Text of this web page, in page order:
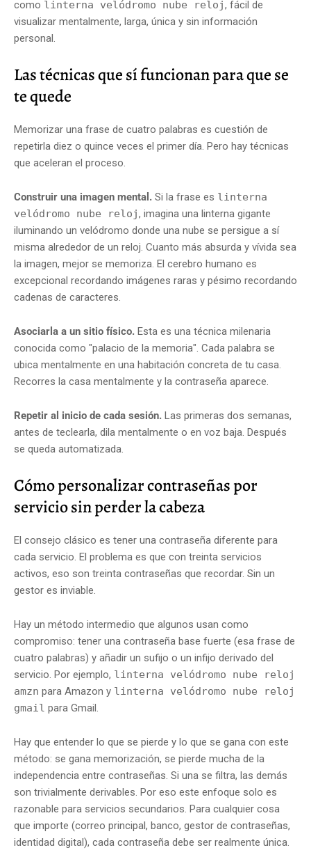
como linterna velódromo nube reloj, fácil de
visualizar mentalmente, larga, única y sin información
personal.
Las técnicas que sí funcionan para que se
te quede
Memorizar una frase de cuatro palabras es cuestión de
repetirla diez o quince veces el primer día. Pero hay técnicas
que aceleran el proceso.
Construir una imagen mental. Si la frase es linterna
velódromo nube reloj, imagina una linterna gigante
iluminando un velódromo donde una nube se persigue a sí
misma alrededor de un reloj. Cuanto más absurda y vívida sea
la imagen, mejor se memoriza. El cerebro humano es
excepcional recordando imágenes raras y pésimo recordando
cadenas de caracteres.
Asociarla a un sitio físico. Esta es una técnica milenaria
conocida como "palacio de la memoria". Cada palabra se
ubica mentalmente en una habitación concreta de tu casa.
Recorres la casa mentalmente y la contraseña aparece.
Repetir al inicio de cada sesión. Las primeras dos semanas,
antes de teclearla, dila mentalmente o en voz baja. Después
se queda automatizada.
Cómo personalizar contraseñas por
servicio sin perder la cabeza
El consejo clásico es tener una contraseña diferente para
cada servicio. El problema es que con treinta servicios
activos, eso son treinta contraseñas que recordar. Sin un
gestor es inviable.
Hay un método intermedio que algunos usan como
compromiso: tener una contraseña base fuerte (esa frase de
cuatro palabras) y añadir un sufijo o un infijo derivado del
servicio. Por ejemplo, linterna velódromo nube reloj
amzn para Amazon y linterna velódromo nube reloj
gmail para Gmail.
Hay que entender lo que se pierde y lo que se gana con este
método: se gana memorización, se pierde mucha de la
independencia entre contraseñas. Si una se filtra, las demás
son trivialmente derivables. Por eso este enfoque solo es
razonable para servicios secundarios. Para cualquier cosa
que importe (correo principal, banco, gestor de contraseñas,
identidad digital), cada contraseña debe ser realmente única.